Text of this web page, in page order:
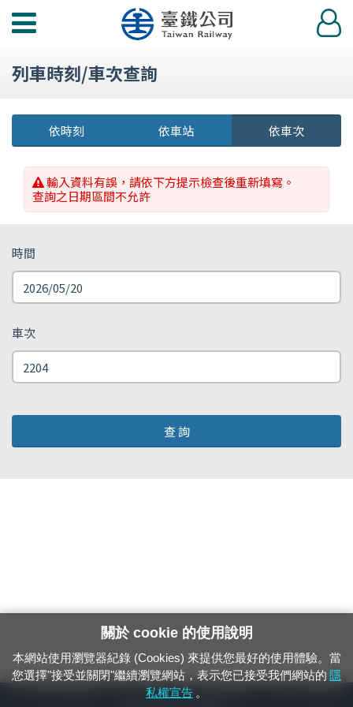
功
選
登
入
列車時刻/車次查詢
依時刻 依車站 依車次
輸入資料有誤，請依下方提示檢查後重新填寫。
查詢之日期區間不允許
時間
車次
查 詢
24小時緊急通報電話：1933（市話、手機，僅限發現軌道、平交道、橋樑及隧
關於 cookie 的使用說明
本網站使用瀏覽器紀錄 (Cookies) 來提供您最好的使用體驗。當
您選擇"接受並關閉"繼續瀏覽網站，表示您已接受我們網站的 隱
私權宣告 。